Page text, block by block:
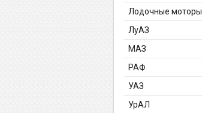
Лодочные моторы
ЛуАЗ
МАЗ
РАФ
УАЗ
УрАЛ